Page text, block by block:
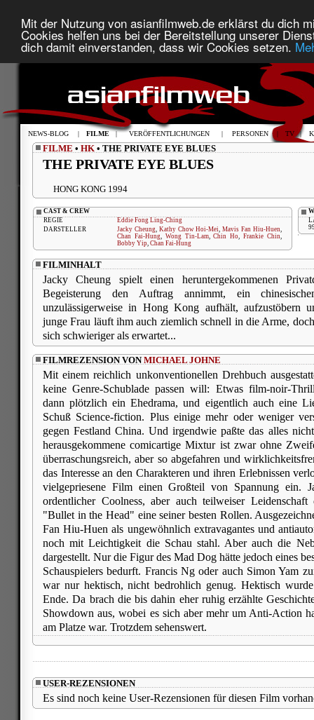
Mit der Nutzung von asianfilmweb.de erklärst du dich
Cookies helfen uns bei der Bereitstellung unserer
dich damit einverstanden, dass wir Cookies setzen.
NEWS-BLOG | FILME | VERÖFFENTLICHUNGEN | PERSONEN | TV |
FILME • HK • THE PRIVATE EYE BLUES
THE PRIVATE EYE BLUES
HONG KONG 1994
CAST & CREW
REGIE
Eddie Fong Ling-Ching
DARSTELLER
Jacky Cheung, Kathy Chow Hoi-Mei,Mavis Fan Hiu-Huen,
Chan Fai-Hung, Wong Tin-Lam,Chin Ho,Frankie Chin,
Bobby Yip, Chan Fai-Hung
FILMINHALT
Jacky Cheung spielt einen heruntergekommenen
Begeisterung den Auftrag annimmt, ein
unzulässigerweise in Hong Kong aufhält, aufzustöbern
junge Frau läuft ihm auch ziemlich schnell in die Arme,
sich schwieriger als erwartet...
FILMREZENSION VONMICHAEL JOHNE
Mit einem reichlich unkonventionellen Drehbuch
keine Genre-Schublade passen will: Etwas film-noir-
dann plötzlich ein Ehedrama, und eigentlich auch eine
Schuß Science-fiction. Plus einige mehr oder weniger
gegen Festland China. Und irgendwie paßte das alles
herausgekommene comicartige Mixtur ist zwar ohne
überraschungsreich, aber so abgefahren und
das Interesse an den Charakteren und ihren Erlebnissen
vielgepriesene Film einen Großteil von Spannung ein.
ordentlicher Coolness, aber auch teilweiser
"Bullet in the Head" eine seiner besten Rollen.
Fan Hiu-Huen als ungewöhnlich extravagantes und
noch mit Leichtigkeit die Schau stahl. Aber auch die
dargestellt. Nur die Figur des Mad Dog hätte jedoch eines
Schauspielers bedurft. Francis Ng oder auch Simon Yam
war nur hektisch, nicht bedrohlich genug. Hektisch
Ende. Da brach die bis dahin eher ruhig erzählte
Showdown aus, wobei es sich aber mehr um Anti-Action
am Platze war. Trotzdem sehenswert.
USER-REZENSIONEN
Es sind noch keine User-Rezensionen für diesen Film